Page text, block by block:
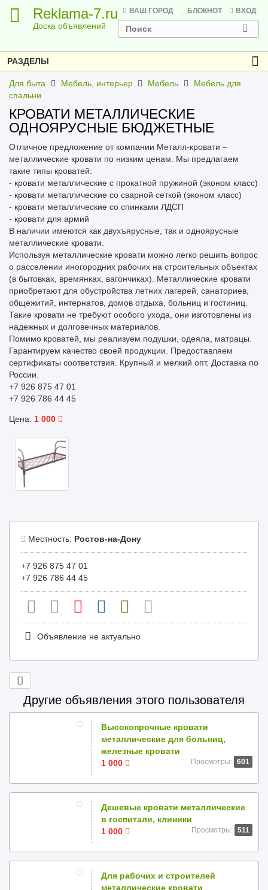
Reklama-7.ru
Доска объявлений
ВАШ ГОРОД БЛОКНОТ ВХОД
РАЗДЕЛЫ
Для быта Мебель, интерьер Мебель
Мебель для
спальни
КРОВАТИ МЕТАЛЛИЧЕСКИЕ
ОДНОЯРУСНЫЕ БЮДЖЕТНЫЕ
Отличное предложение от компании Металл-кровати –
металлические кровати по низким ценам. Мы предлагаем
такие типы кроватей:
- кровати металлические с прокатной пружиной (эконом класс)
- кровати металлические со сварной сеткой (эконом класс)
- кровати металлические со спинками ЛДСП
- кровати для армий
В наличии имеются как двухъярусные, так и одноярусные
металлические кровати.
Используя металлические кровати можно легко решить вопрос
о расселении иногородних рабочих на строительных объектах
(в бытовках, времянках, вагончиках). Металлические кровати
приобретают для обустройства летних лагерей, санаториев,
общежитий, интернатов, домов отдыха, больниц и гостиниц.
Такие кровати не требуют особого ухода, они изготовлены из
надежных и долговечных материалов.
Помимо кроватей, мы реализуем подушки, одеяла, матрацы.
Гарантируем качество своей продукции. Предоставляем
сертификаты соответствия. Крупный и мелкий опт. Доставка по
России.
+7 926 875 47 01
+7 926 786 44 45
Цена: 1 000
Местность: Ростов-на-Дону
+7 926 875 47 01
+7 926 786 44 45
Объявление не актуально
Другие объявления этого пользователя
Высокопрочные кровати
металлические для больниц,
железные кровати
1 000
Просмотры: 601
Дешевые кровати металлические
в госпитали, клиники
1 000
Просмотры: 511
Для рабочих и строителей
металлические кровати